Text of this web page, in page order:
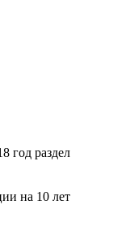
год раздел
на 10 лет